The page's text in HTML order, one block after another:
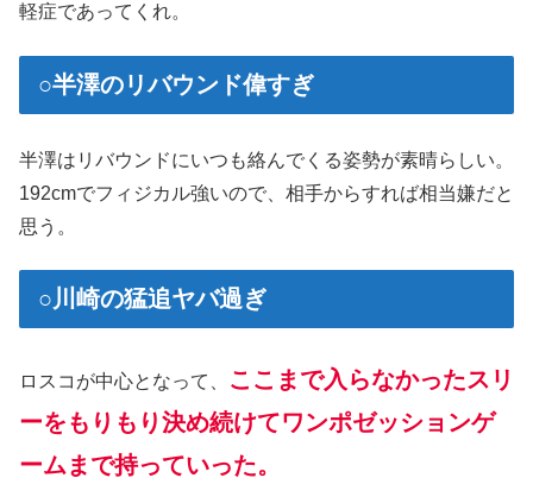
軽症であってくれ。
○半澤のリバウンド偉すぎ
半澤はリバウンドにいつも絡んでくる姿勢が素晴らしい。
192cmでフィジカル強いので、相手からすれば相当嫌だと
思う。
○川崎の猛追ヤバ過ぎ
ロスコが中心となって、
ここまで入らなかったスリ
ーをもりもり決め続けてワンポゼッションゲ
ームまで持っていった。